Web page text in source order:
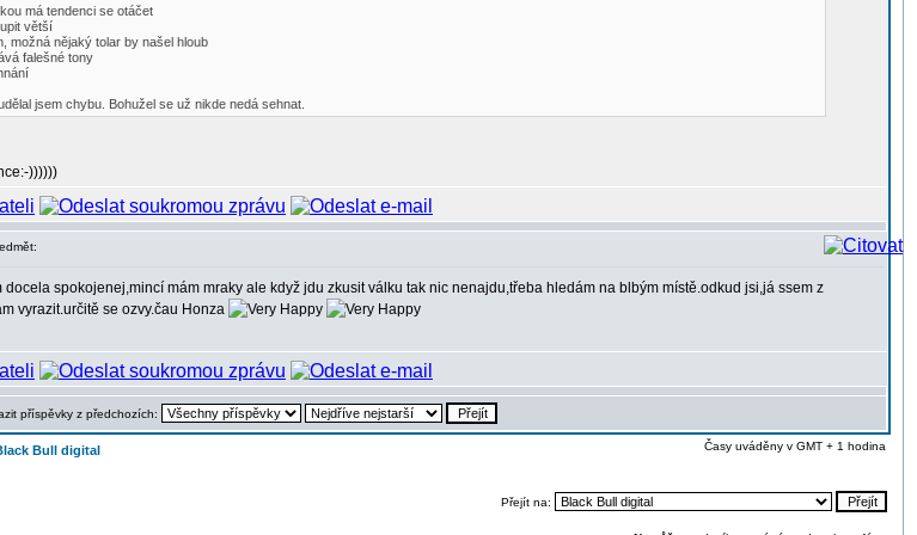
má tendenci se otáčet
větší
možná nějaký tolar by našel hloub
falešné tony
jsem chybu. Bohužel se už nikde nedá sehnat.
))))))
spokojenej,mincí mám mraky ale když jdu zkusit válku tak nic nenajdu,třeba hledám na blbým místě.odkud jsi,já ssem z
vyrazit.určitě se ozvy.čau Honza
příspěvky z předchozích:
Bull digital Časy uváděny v GMT + 1 hodina
Přejít na: